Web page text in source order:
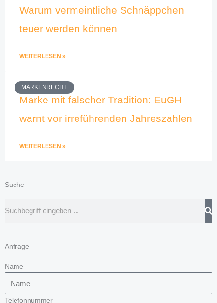
Warum vermeintliche Schnäppchen
teuer werden können
WEITERLESEN »
MARKENRECHT
Marke mit falscher Tradition: EuGH
warnt vor irreführenden Jahreszahlen
WEITERLESEN »
Suche
Anfrage
Name
Telefonnummer